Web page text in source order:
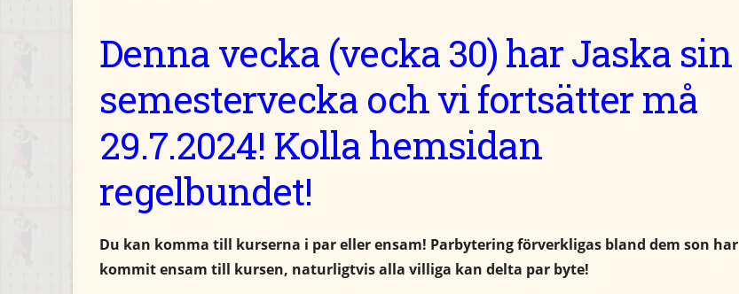
Denna vecka (vecka 30) har Jaska sin
semestervecka och vi fortsätter må
29.7.2024! Kolla hemsidan
regelbundet!
Du kan komma till kurserna i par eller ensam! Parbytering förverkligas bland dem son har
kommit ensam till kursen, naturligtvis alla villiga kan delta par byte!